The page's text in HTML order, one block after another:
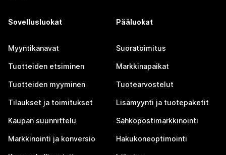
Sovellusluokat
Myyntikanavat
Tuotteiden etsiminen
Tuotteiden myyminen
Tilaukset ja toimitukset
Kaupan suunnittelu
Markkinointi ja konversio
Pääluokat
Suoratoimitus
Markkinapaikat
Tuotearvostelut
Lisämyynti ja tuotepaketit
Sähköpostimarkkinointi
Hakukoneoptimointi